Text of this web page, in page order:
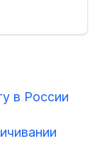
и
в России